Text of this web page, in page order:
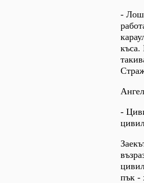
-
къса.
-
пък -